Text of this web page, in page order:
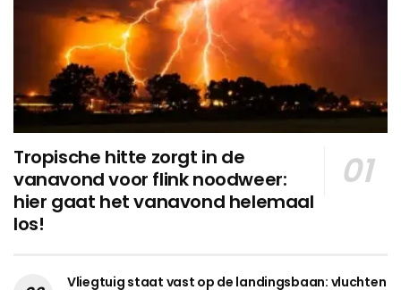
Tropische hitte zorgt in de
vanavond voor flink noodweer:
hier gaat het vanavond helemaal
los!
Vliegtuig staat vast op de landingsbaan: vluchten